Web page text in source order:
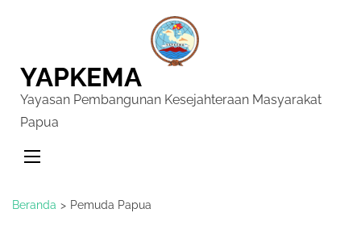
YAPKEMA
Yayasan Pembangunan Kesejahteraan Masyarakat
Papua
Beranda > Pemuda Papua